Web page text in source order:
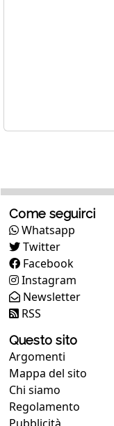
Come seguirci
Whatsapp
Twitter
Facebook
Instagram
Newsletter
RSS
Questo sito
Argomenti
Mappa del sito
Chi siamo
Regolamento